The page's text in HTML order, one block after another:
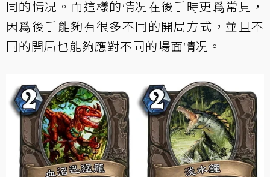
同的情况。而這樣的情况在後手時更爲常見，
因爲後手能夠有很多不同的開局方式，並且不
同的開局也能夠應對不同的場面情况。